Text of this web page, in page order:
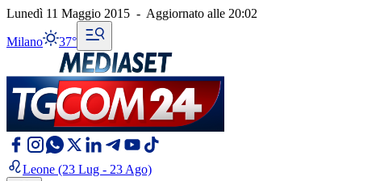
Lunedì 11 Maggio 2015 - Aggiornato alle 20:02
Milano 37°
Leone (23 Lug - 23 Ago)